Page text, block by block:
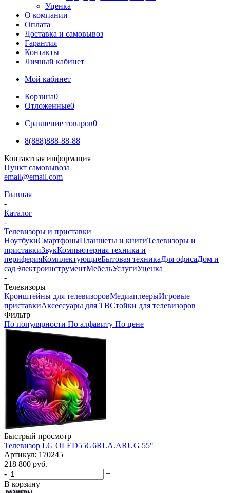
Уценка
О компании
Оплата
Доставка и самовывоз
Гарантия
Контакты
Личный кабинет
Мой кабинет
Корзина0
Отложенные0
Сравнение товаров0
8(888)888-88-88
Контактная информация
Пункт самовывоза
email@email.com
Главная
-
Каталог
-
Телевизоры и приставки
НоутбукиСмартфоныПланшеты и книгиТелевизоры и
приставкиЗвукКомпьютерная техника и
периферияКомплектующиеБытовая техникаДля офисаДом и
садЭлектроинструментМебельУслугиУценка
-
Телевизоры
Кронштейны для телевизоровМедиаплеерыИгровые
приставкиАксессуары для ТВСтойки для телевизоров
Фильтр
По популярности По алфавиту По цене
Быстрый просмотр
Телевизор LG OLED55G6RLA.ARUG 55"
Артикул: 170245
218 800 руб.
-
+
В корзину